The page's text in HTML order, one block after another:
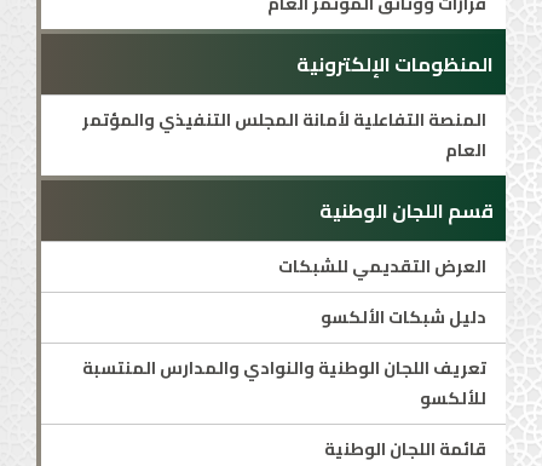
المنظومات الإلكترونية
المنصة التفاعلية لأمانة المجلس التنفيذي والمؤتمر
العام
قسم اللجان الوطنية
العرض التقديمي للشبكات
دليل شبكات الألكسو
تعريف اللجان الوطنية والنوادي والمدارس المنتسبة
للألكسو
قائمة اللجان الوطنية